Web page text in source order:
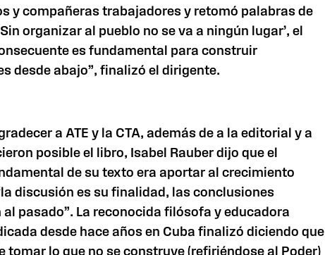
y compañeras trabajadores y retomó palabras de
organizar al pueblo no se va a ningún lugar’, el
es fundamental para construir
desde abajo”, finalizó el dirigente.
a ATE y la CTA, además de a la editorial y a
posible el libro, Isabel Rauber dijo que el
de su texto era aportar al crecimiento
discusión es su finalidad, las conclusiones
al pasado”. La reconocida filósofa y educadora
desde hace años en Cuba finalizó diciendo que
tomar lo que no se construye (refiriéndose al Poder)